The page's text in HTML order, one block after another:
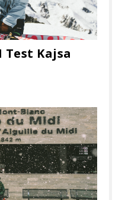
Test Kajsa